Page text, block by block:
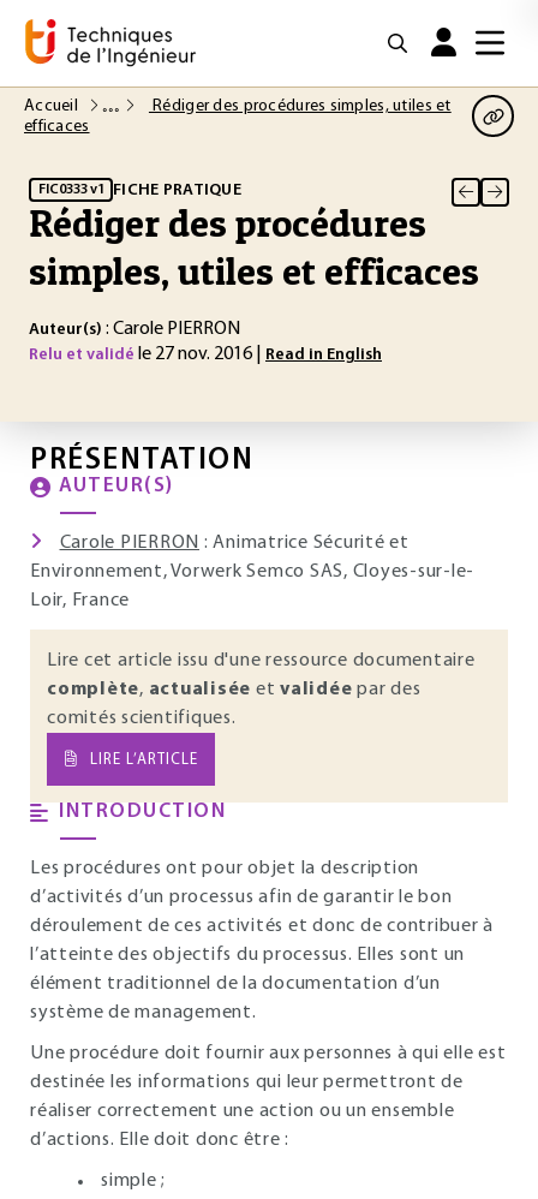
Accueil
Rédiger des procédures simples, utiles et
efficaces
FIC0333 v1 FICHE PRATIQUE
Rédiger des procédures
simples, utiles et efficaces
Auteur(s) : Carole PIERRON
Relu et validé le 27 nov. 2016 | Read in English
PRÉSENTATION
AUTEUR(S)
Carole PIERRON : Animatrice Sécurité et
Environnement, Vorwerk Semco SAS, Cloyes-sur-le-
Loir, France
Lire cet article issu d'une ressource documentaire
complète, actualisée et validée par des
comités scientifiques.
LIRE L’ARTICLE
INTRODUCTION
Les procédures ont pour objet la description
d’activités d’un processus afin de garantir le bon
déroulement de ces activités et donc de contribuer à
l’atteinte des objectifs du processus. Elles sont un
élément traditionnel de la documentation d’un
système de management.
Une procédure doit fournir aux personnes à qui elle est
destinée les informations qui leur permettront de
réaliser correctement une action ou un ensemble
d’actions. Elle doit donc être :
simple ;